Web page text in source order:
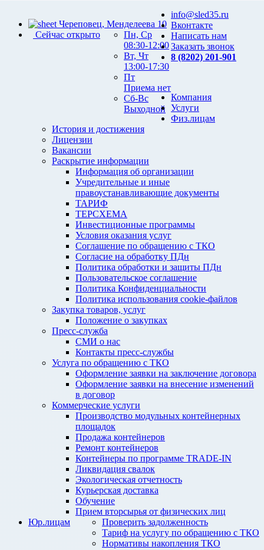
Череповец, Менделеева 10
Сейчас открыто
Пн, Ср
08:30-12:00
Вт, Чт
13:00-17:30
Пт
Приема нет
Сб-Вс
Выходной
info@sled35.ru
Вконтакте
Написать нам
Заказать звонок
8 (8202) 201-901
Компания
История и достижения
Лицензии
Вакансии
Раскрытие информации
Информация об организации
Учредительные и иные
правоустанавливающие документы
ТАРИФ
ТЕРСХЕМА
Инвестиционные программы
Условия оказания услуг
Соглашение по обращению с ТКО
Согласие на обработку ПДн
Политика обработки и защиты ПДн
Пользовательское соглашение
Политика Конфиденциальности
Политика использования cookie-файлов
Закупка товаров, услуг
Положение о закупках
Пресс-служба
СМИ о нас
Контакты пресс-службы
Услуги
Услуга по обращению с ТКО
Оформление заявки на заключение договора
Оформление заявки на внесение изменений
в договор
Коммерческие услуги
Производство модульных контейнерных
площадок
Продажа контейнеров
Ремонт контейнеров
Контейнеры по программе TRADE-IN
Ликвидация свалок
Экологическая отчетность
Курьерская доставка
Обучение
Прием вторсырья от физических лиц
Физ.лицам
Проверить задолженность
Тариф на услугу по обращению с ТКО
Нормативы накопления ТКО
Юр.лицам